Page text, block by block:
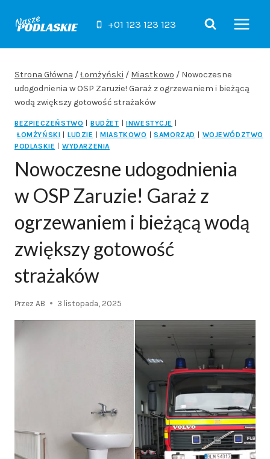
+01 123 123 123
Strona Główna /Łomżyński / Miastkowo / Nowoczesne
udogodnienia w OSP Zaruzie! Garaż z ogrzewaniem i bieżącą
wodą zwiększy gotowość strażaków
BEZPIECZEŃSTWO BUDŻET INWESTYCJE
ŁOMŻYŃSKI
LUDZIE MIASTKOWO SAMORZĄD
WOJEWÓDZTWO
PODLASKIE
WYDARZENIA
Nowoczesne udogodnienia
w OSP Zaruzie! Garaż z
ogrzewaniem i bieżącą wodą
zwiększy gotowość
strażaków
Przez AB 3 listopada, 2025